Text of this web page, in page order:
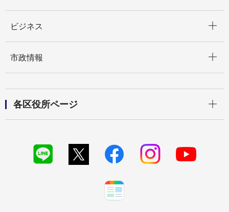
ビジネス
市政情報
各区役所ページ